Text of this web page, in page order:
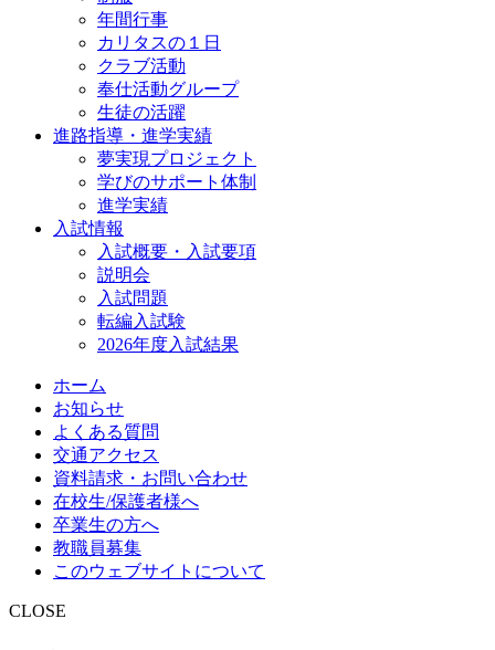
年間行事
カリタスの１日
クラブ活動
奉仕活動グループ
生徒の活躍
進路指導・進学実績
夢実現プロジェクト
学びのサポート体制
進学実績
入試情報
入試概要・入試要項
説明会
入試問題
転編入試験
2026年度入試結果
ホーム
お知らせ
よくある質問
交通アクセス
資料請求・お問い合わせ
在校生/保護者様へ
卒業生の方へ
教職員募集
このウェブサイトについて
CLOSE